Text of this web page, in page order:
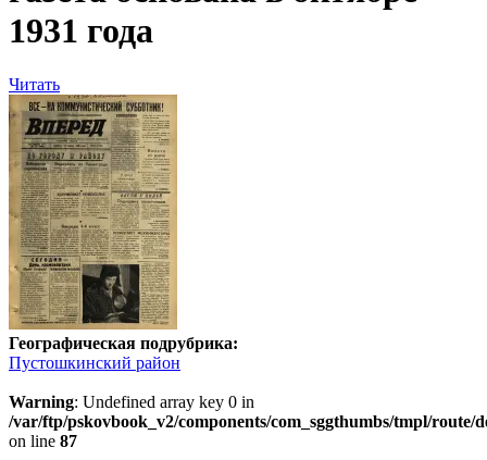
1931 года
Читать
Географическая подрубрика:
Пустошкинский район
Warning: Undefined array key 0 in
/var/ftp/pskovbook_v2/components/com_sggthumbs/tmpl/route/
on line 87